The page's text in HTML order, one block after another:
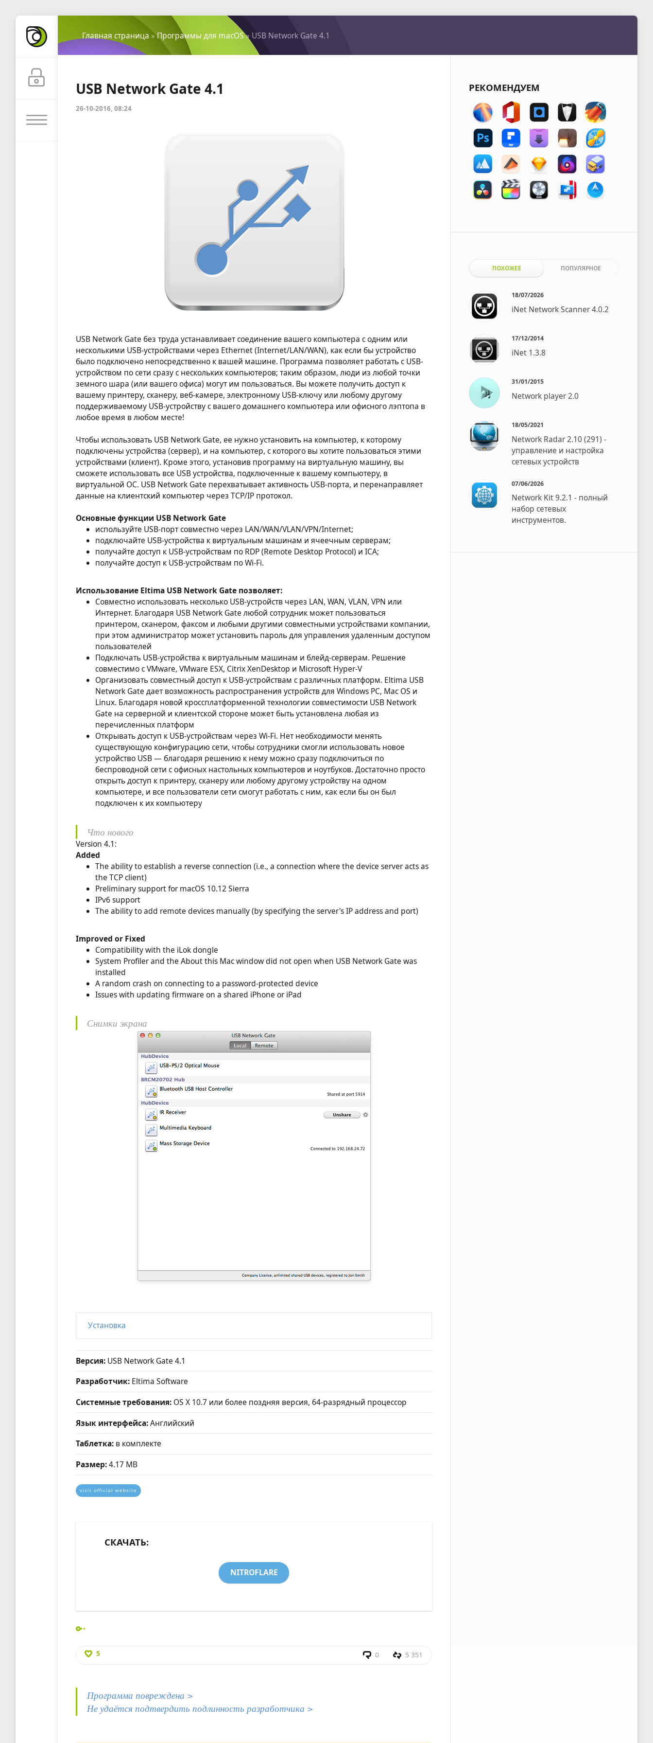
Главная страница »Программы для macOS» USB Network Gate 4.1
USB Network Gate 4.1
26-10-2016, 08:24
USB Network Gate без труда устанавливает соединение вашего компьютера с одним или
несколькими USB-устройствами через Ethernet (Internet/LAN/WAN), как если бы устройство
было подключено непосредственно к вашей машине. Программа позволяет работать с USB-
устройством по сети сразу с нескольких компьютеров; таким образом, люди из любой точки
земного шара (или вашего офиса) могут им пользоваться. Вы можете получить доступ к
вашему принтеру, сканеру, веб-камере, электронному USB-ключу или любому другому
поддерживаемому USB-устройству с вашего домашнего компьютера или офисного лэптопа в
любое время в любом месте!
Чтобы использовать USB Network Gate, ее нужно установить на компьютер, к которому
подключены устройства (сервер), и на компьютер, с которого вы хотите пользоваться этими
устройствами (клиент). Кроме этого, установив программу на виртуальную машину, вы
сможете использовать все USB устройства, подключенные к вашему компьютеру, в
виртуальной ОС. USB Network Gate перехватывает активность USB-порта, и перенаправляет
данные на клиентский компьютер через TCP/IP протокол.
Основные функции USB Network Gate
используйте USB-порт совместно через LAN/WAN/VLAN/VPN/Internet;
подключайте USB-устройства к виртуальным машинам и ячеечным серверам;
получайте доступ к USB-устройствам по RDP (Remote Desktop Protocol) и ICA;
получайте доступ к USB-устройствам по Wi-Fi.
Использование Eltima USB Network Gate позволяет:
Совместно использовать несколько USB-устройств через LAN, WAN, VLAN, VPN или
Интернет. Благодаря USB Network Gate любой сотрудник может пользоваться
принтером, сканером, факсом и любыми другими совместными устройствами компании,
при этом администратор может установить пароль для управления удаленным доступом
пользователей
Подключать USB-устройства к виртуальным машинам и блейд-серверам. Решение
совместимо с VMware, VMware ESX, Citrix XenDesktop и Microsoft Hyper-V
Организовать совместный доступ к USB-устройствам с различных платформ. Eltima USB
Network Gate дает возможность распространения устройств для Windows PC, Mac OS и
Linux. Благодаря новой кроссплатформенной технологии совместимости USB Network
Gate на серверной и клиентской стороне может быть установлена любая из
перечисленных платформ
Открывать доступ к USB-устройствам через Wi-Fi. Нет необходимости менять
существующую конфигурацию сети, чтобы сотрудники смогли использовать новое
устройство USB — благодаря решению к нему можно сразу подключиться по
беспроводной сети с офисных настольных компьютеров и ноутбуков. Достаточно просто
открыть доступ к принтеру, сканеру или любому другому устройству на одном
компьютере, и все пользователи сети смогут работать с ним, как если бы он был
подключен к их компьютеру
Что нового
Version 4.1:
Added
The ability to establish a reverse connection (i.e., a connection where the device server acts as
the TCP client)
Preliminary support for macOS 10.12 Sierra
IPv6 support
The ability to add remote devices manually (by specifying the server's IP address and port)
Improved or Fixed
Compatibility with the iLok dongle
System Profiler and the About this Mac window did not open when USB Network Gate was
installed
A random crash on connecting to a password-protected device
Issues with updating firmware on a shared iPhone or iPad
Снимки экрана
Установка
Версия: USB Network Gate 4.1
Разработчик: Eltima Software
Системные требования: OS X 10.7 или более поздняя версия, 64-разрядный процессор
Язык интерфейса:Английский
Таблетка: в комплекте
Размер:4.17 MB
visit official website
СКАЧАТЬ:
NITROFLARE
5 0 5 351
Программа повреждена >
Не удаётся подтвердить подлинность разработчика >
РЕКОМЕНДУЕМ
ПОХОЖЕЕ ПОПУЛЯРНОЕ
18/07/2026
iNet Network Scanner 4.0.2
17/12/2014
iNet 1.3.8
31/01/2015
Network player 2.0
18/05/2021
Network Radar 2.10 (291) -
управление и настройка
сетевых устройств
07/06/2026
Network Kit 9.2.1 - полный
набор сетевых
инструментов.